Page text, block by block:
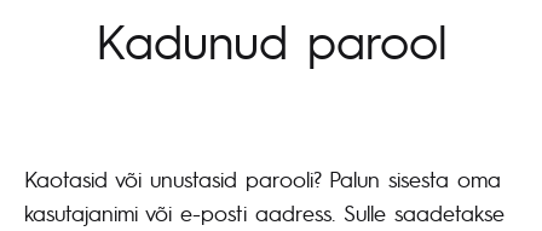
Kadunud parool
Kaotasid või unustasid parooli? Palun sisesta oma
kasutajanimi või e-posti aadress. Sulle saadetakse